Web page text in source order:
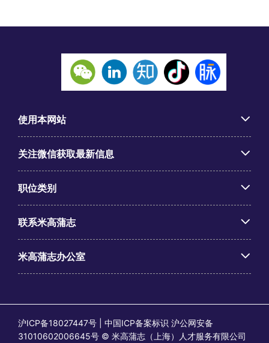
使用本网站
关注微信获取最新信息
职位类别
联系米高蒲志
米高蒲志办公室
沪ICP备18027447号 | 中国ICP备案标识 沪公网安备
31010602006645号 © 米高蒲志（上海）人才服务有限公司